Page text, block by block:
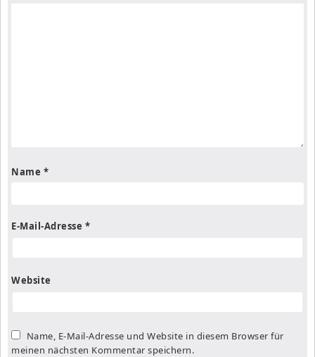
Name *
E-Mail-Adresse *
Website
Name, E-Mail-Adresse und Website in diesem Browser für
meinen nächsten Kommentar speichern.